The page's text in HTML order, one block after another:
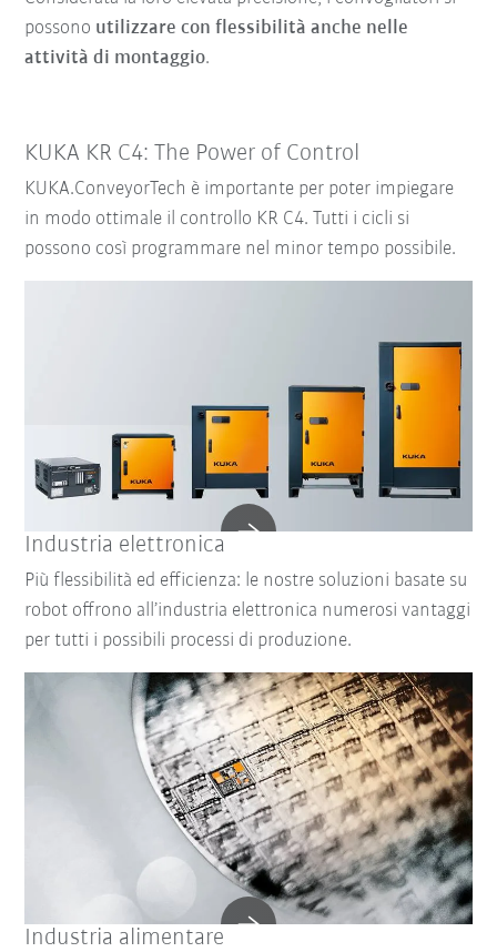
possono utilizzare con flessibilità anche nelle
attività di montaggio.
KUKA KR C4: The Power of Control
KUKA.ConveyorTech è importante per poter impiegare
in modo ottimale il controllo KR C4. Tutti i cicli si
possono così programmare nel minor tempo possibile.
Industria elettronica
Più flessibilità ed efficienza: le nostre soluzioni basate su
robot offrono all’industria elettronica numerosi vantaggi
per tutti i possibili processi di produzione.
Industria alimentare